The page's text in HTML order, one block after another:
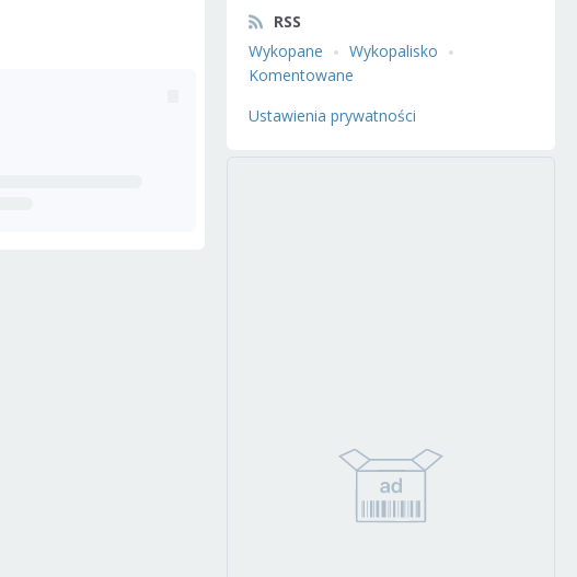
RSS
Wykopane
Wykopalisko
Komentowane
Ustawienia prywatności